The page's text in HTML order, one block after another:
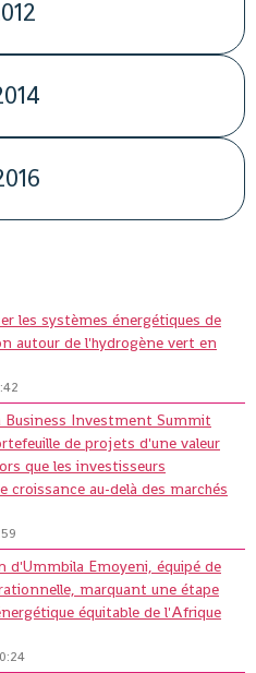
les systèmes énergétiques de
autour de l'hydrogène vert en
Investment Summit
de projets d'une valeur
que les investisseurs
au-delà des marchés
d'Ummbila Emoyeni, équipé de
marquant une étape
équitable de l'Afrique